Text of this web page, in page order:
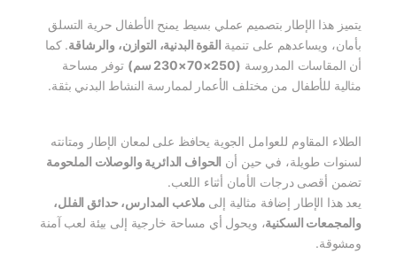
يتميز هذا الإطار بتصميم عملي بسيط يمنح الأطفال حرية التسلق
بأمان، ويساعدهم على تنمية القوة البدنية، التوازن، والرشاقة. كما
أن المقاسات المدروسة (250×70×230 سم)
توفر مساحة
مثالية للأطفال من مختلف الأعمار لممارسة النشاط البدني بثقة.
الطلاء المقاوم للعوامل الجوية يحافظ على لمعان الإطار ومتانته
لسنوات طويلة، في حين أن الحواف الدائرية والوصلات الملحومة
تضمن أقصى درجات الأمان أثناء اللعب.
يعد هذا الإطار إضافة مثالية إلى ملاعب المدارس، حدائق الفلل،
والمجمعات السكنية، ويحول أي مساحة خارجية إلى بيئة لعب آمنة
ومشوقة.